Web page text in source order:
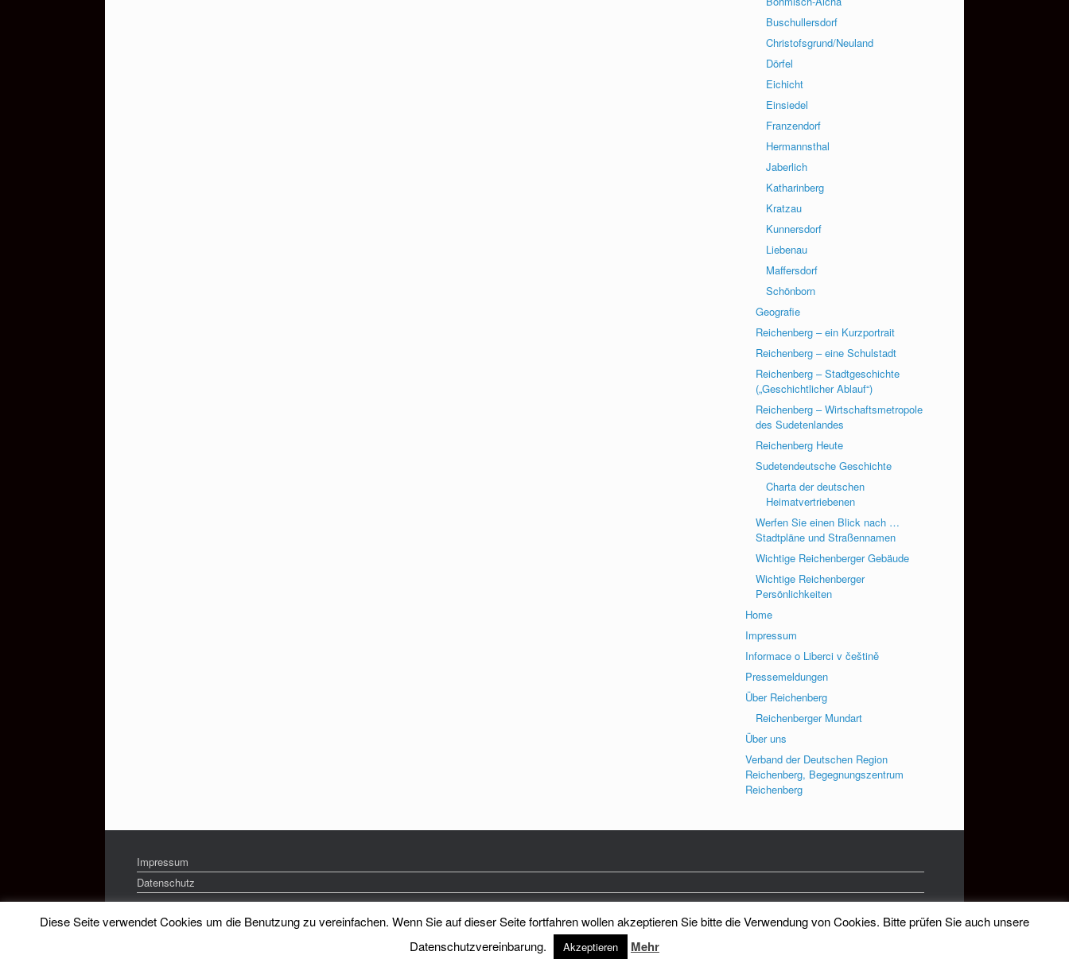
Buschullersdorf
Christofsgrund/Neuland
Dörfel
Eichicht
Einsiedel
Franzendorf
Hermannsthal
Jaberlich
Katharinberg
Kratzau
Kunnersdorf
Liebenau
Maffersdorf
Schönborn
Geografie
Reichenberg – ein Kurzportrait
Reichenberg – eine Schulstadt
Reichenberg – Stadtgeschichte
(„Geschichtlicher Ablauf“)
Reichenberg – Wirtschaftsmetropole
des Sudetenlandes
Reichenberg Heute
Sudetendeutsche Geschichte
Charta der deutschen
Heimatvertriebenen
Werfen Sie einen Blick nach …
Stadtpläne und Straßennamen
Wichtige Reichenberger Gebäude
Wichtige Reichenberger
Persönlichkeiten
Home
Impressum
Informace o Liberci v češtině
Pressemeldungen
Über Reichenberg
Reichenberger Mundart
Über uns
Verband der Deutschen Region
Reichenberg, Begegnungszentrum
Reichenberg
Impressum
Datenschutz
Heimatkreis Reichenberg Stadt und Land e.V. Theme bySiteOrigin
Diese Seite verwendet Cookies um die Benutzung zu vereinfachen. Wenn Sie auf dieser Seite fortfahren wollen akzeptieren Sie bitte die Verwendung von Cookies. Bitte prüfen Sie auch unsere
Datenschutzvereinbarung.
Akzeptieren Mehr